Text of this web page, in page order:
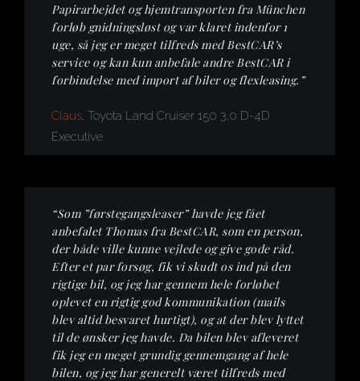
Papirarbejdet og hjemtransporten fra München
forløb gnidningsløst og var klaret indenfor 1
uge, så jeg er meget tilfreds med BestCAR’s
service og kan kun anbefale andre BestCAR i
forbindelse med import af biler og flexleasing.”
Claus, Toyota Land Cruiser 150 3,0 D-4D
Executive
“Som ”førstegangsleaser” havde jeg fået
anbefalet Thomas fra BestCAR, som en person,
der både ville kunne vejlede og give gode råd.
Efter et par forsøg, fik vi skudt os ind på den
rigtige bil, og jeg har gennem hele forløbet
oplevet en rigtig god kommunikation (mails
blev altid besvaret hurtigt), og at der blev lyttet
til de ønsker jeg havde. Da bilen blev afleveret
fik jeg en meget grundig gennemgang af hele
bilen, og jeg har generelt været tilfreds med